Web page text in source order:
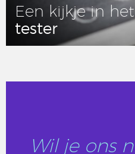
Een kijkje in
tester
Wil je ons